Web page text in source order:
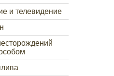
и телевидение